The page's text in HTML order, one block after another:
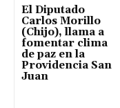
El Diputado
Carlos Morillo
(Chijo), llama a
fomentar clima
de paz en la
Providencia San
Juan